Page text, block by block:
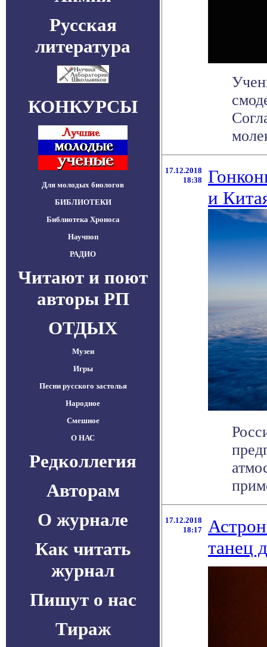
Русская
литература
КОНКУРСЫ
Для молодых биологов
БИБЛИОТЕКИ
Библиотека Хроноса
Научпоп
РАДИО
Читают и поют
авторы РП
ОТДЫХ
Музеи
Игры
Песни русского застолья
Народное
Смешное
О НАС
Редколлегия
Авторам
О журнале
Как читать
журнал
Пишут о нас
Тираж
17.12.2018
18:38
и
17.12.2018
18:17
танец